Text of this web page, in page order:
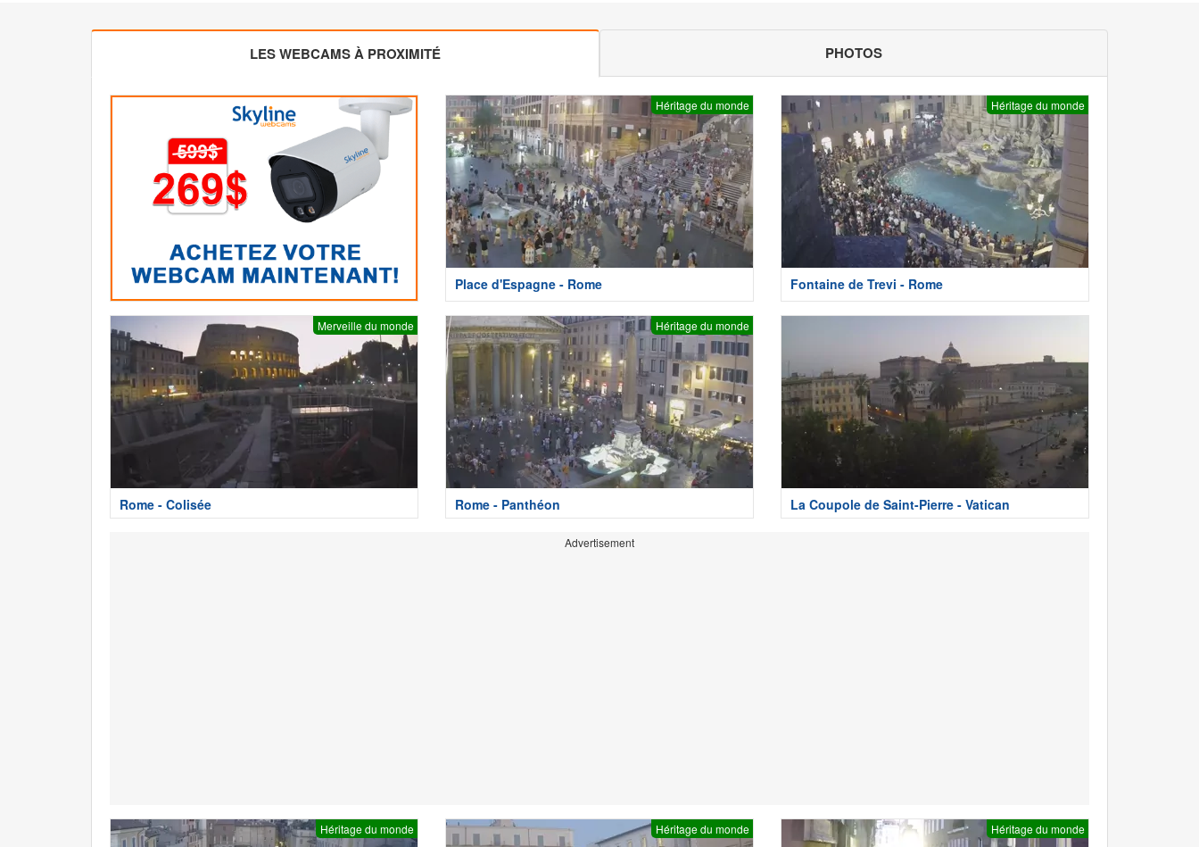
LES WEBCAMS À PROXIMITÉ PHOTOS
Héritage du monde
Place d'Espagne - Rome
Héritage du monde
Fontaine de Trevi - Rome
Merveille du monde
Rome - Colisée
Héritage du monde
Rome - Panthéon La Coupole de Saint-Pierre - Vatican
Advertisement
Héritage du monde Héritage du monde Héritage du monde